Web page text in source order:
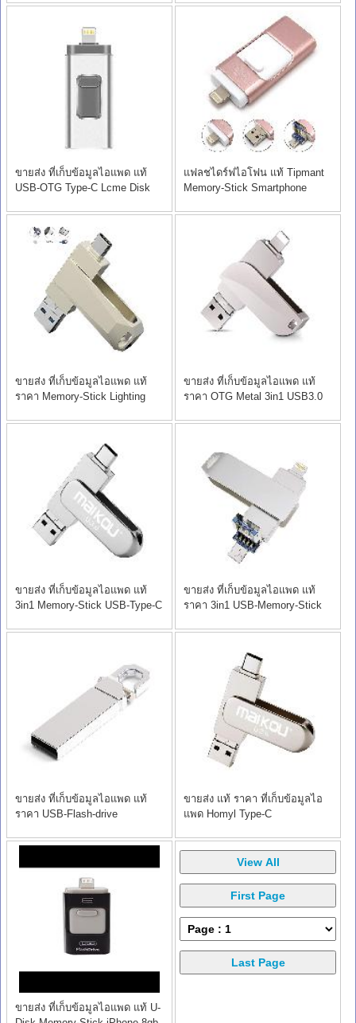
ขายส่ง ที่เก็บข้อมูลไอแพด แท้
USB-OTG Type-C Lcme Disk
แฟลชไดร์ฟไอโฟน แท้ Tipmant
Memory-Stick Smartphone
ขายส่ง ที่เก็บข้อมูลไอแพด แท้
ราคา Memory-Stick Lighting
ขายส่ง ที่เก็บข้อมูลไอแพด แท้
ราคา OTG Metal 3in1 USB3.0
ขายส่ง ที่เก็บข้อมูลไอแพด แท้
3in1 Memory-Stick USB-Type-C
ขายส่ง ที่เก็บข้อมูลไอแพด แท้
ราคา 3in1 USB-Memory-Stick
ขายส่ง ที่เก็บข้อมูลไอแพด แท้
ราคา USB-Flash-drive
ขายส่ง แท้ ราคา ที่เก็บข้อมูลไอ
แพด Homyl Type-C
ขายส่ง ที่เก็บข้อมูลไอแพด แท้ U-